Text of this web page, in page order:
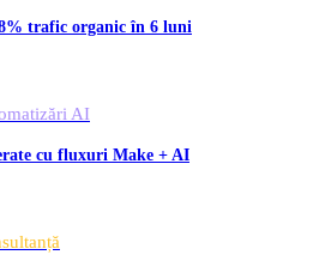
trafic organic în 6 luni
AI
cu fluxuri Make + AI